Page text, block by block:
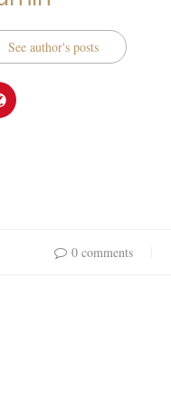
See author's posts
0 comments